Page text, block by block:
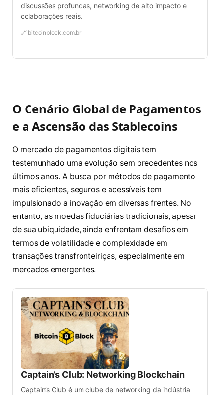
discussões profundas, networking de alto impacto e
colaborações reais.
🔗 bitcoinblock.com.br
O Cenário Global de Pagamentos
e a Ascensão das Stablecoins
O mercado de pagamentos digitais tem
testemunhado uma evolução sem precedentes nos
últimos anos. A busca por métodos de pagamento
mais eficientes, seguros e acessíveis tem
impulsionado a inovação em diversas frentes. No
entanto, as moedas fiduciárias tradicionais, apesar
de sua ubiquidade, ainda enfrentam desafios em
termos de volatilidade e complexidade em
transações transfronteiriças, especialmente em
mercados emergentes.
Captain’s Club: Networking Blockchain
Captain’s Club é um clube de networking da indústria